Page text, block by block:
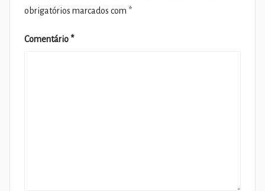
obrigatórios marcados com *
Comentário *